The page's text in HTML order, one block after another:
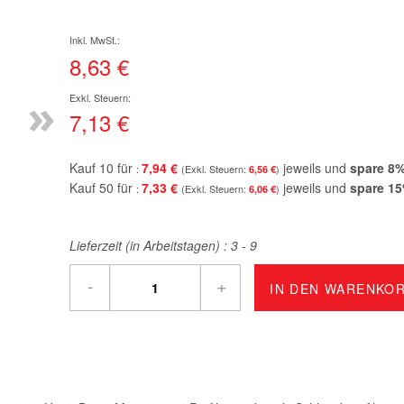
»
8,63 €
7,13 €
Kauf 10 für 7,94 € 6,56 € jeweils und spare 8
Kauf 50 für 7,33 € 6,06 € jeweils und spare 15
Lieferzeit (in Arbeitstagen) : 3 - 9
- + IN DEN